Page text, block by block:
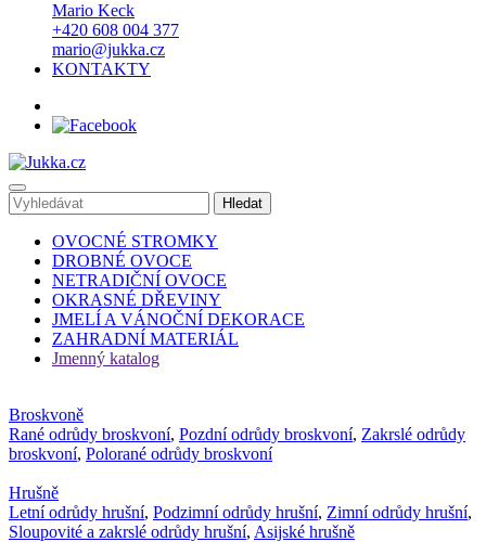
Mario Keck
+420 608 004 377
mario@jukka.cz
KONTAKTY
OVOCNÉ STROMKY
DROBNÉ OVOCE
NETRADIČNÍ OVOCE
OKRASNÉ DŘEVINY
JMELÍ A VÁNOČNÍ DEKORACE
ZAHRADNÍ MATERIÁL
Jmenný katalog
Broskvoně
Rané odrůdy broskvoní, Pozdní odrůdy broskvoní, Zakrslé odrůdy
broskvoní, Polorané odrůdy broskvoní
Hrušně
Letní odrůdy hrušní, Podzimní odrůdy hrušní, Zimní odrůdy hrušní,
Sloupovité a zakrslé odrůdy hrušní, Asijské hrušně